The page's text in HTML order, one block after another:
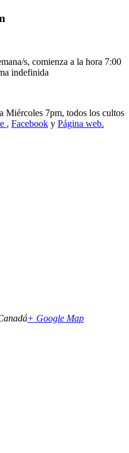
s, comienza a la hora 7:00
indefinida
Miércoles 7pm, todos los cultos
, Facebook y Página web.
+ Google Map